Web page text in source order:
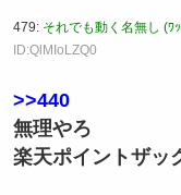
479: それでも動く名無し (ﾜ
ID:QlMIoLZQ0
>>440
無理やろ
楽天ポイントザッ